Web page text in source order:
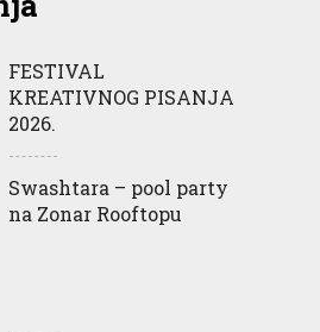
FESTIVAL
KREATIVNOG PISANJA
2026.
Swashtara – pool party
na Zonar Rooftopu